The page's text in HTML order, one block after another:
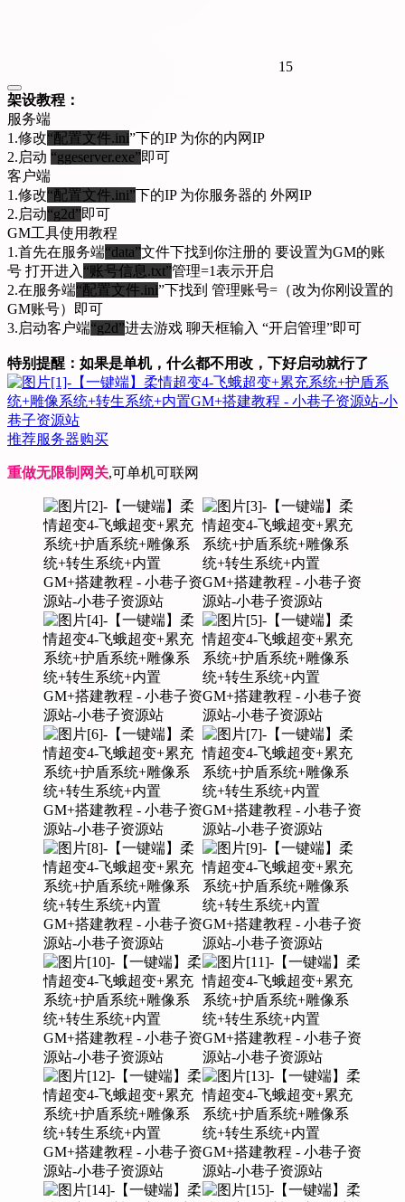
15
架设教程：
服务端
1.修改“配置文件.ini”下的IP 为你的内网IP
2.启动 “ggeserver.exe”即可
客户端
1.修改“配置文件.ini”下的IP 为你服务器的 外网IP
2.启动“g2d”即可
GM工具使用教程
1.首先在服务端“data”文件下找到你注册的 要设置为GM的账
号 打开进入 “账号信息.txt”管理=1表示开启
2.在服务端“配置文件.ini”下找到 管理账号=（改为你刚设置的
GM账号）即可
3.启动客户端“g2d”进去游戏 聊天框输入 “开启管理”即可
特别提醒：如果是单机，什么都不用改，下好启动就行了
推荐服务器购买
重做无限制网关,可单机可联网